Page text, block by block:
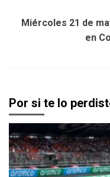
Miércoles 21 de
en
Por si te lo